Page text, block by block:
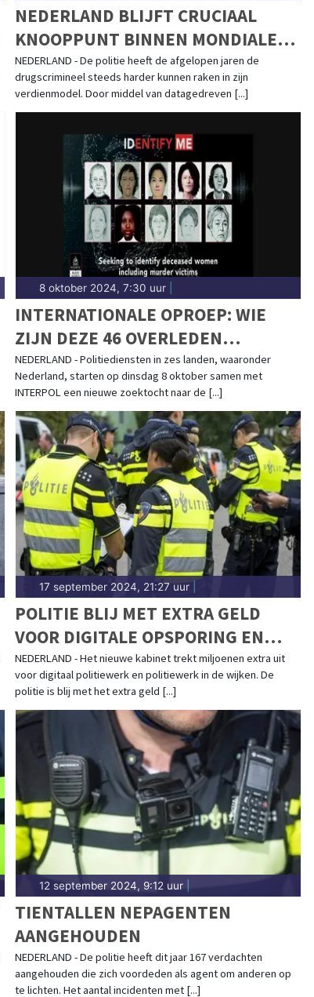
NEDERLAND BLIJFT CRUCIAAL
KNOOPPUNT BINNEN MONDIALE
DRUGSMARKT
NEDERLAND - De politie heeft de afgelopen jaren de
drugscrimineel steeds harder kunnen raken in zijn
verdienmodel. Door middel van datagedreven [...]
8 oktober 2024, 7:30 uur|
INTERNATIONALE OPROEP: WIE
ZIJN DEZE 46 OVERLEDEN
VROUWEN?
NEDERLAND - Politiediensten in zes landen, waaronder
Nederland, starten op dinsdag 8 oktober samen met
INTERPOL een nieuwe zoektocht naar de [...]
17 september 2024, 21:27 uur|
POLITIE BLIJ MET EXTRA GELD
VOOR DIGITALE OPSPORING EN
POLITIEWERK IN WIJKEN
NEDERLAND - Het nieuwe kabinet trekt miljoenen extra uit
voor digitaal politiewerk en politiewerk in de wijken. De
politie is blij met het extra geld [...]
12 september 2024, 9:12 uur|
TIENTALLEN NEPAGENTEN
AANGEHOUDEN
NEDERLAND - De politie heeft dit jaar 167 verdachten
aangehouden die zich voordeden als agent om anderen op
te lichten. Het aantal incidenten met [...]